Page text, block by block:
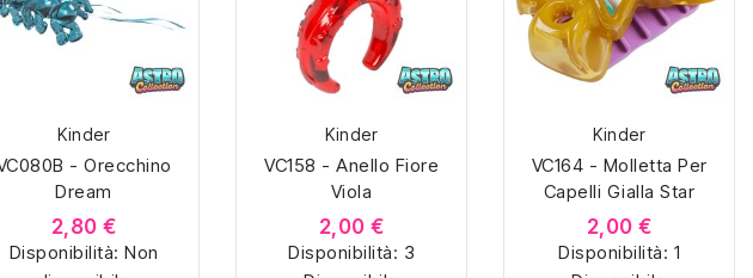
Kinder
- Orecchino
Dream
2,80 €
Disponibilità: Non
Kinder
VC158 - Anello Fiore
Viola
2,00 €
Disponibilità: 3
Kinder
VC164 - Molletta Per
Capelli Gialla Star
2,00 €
Disponibilità: 1